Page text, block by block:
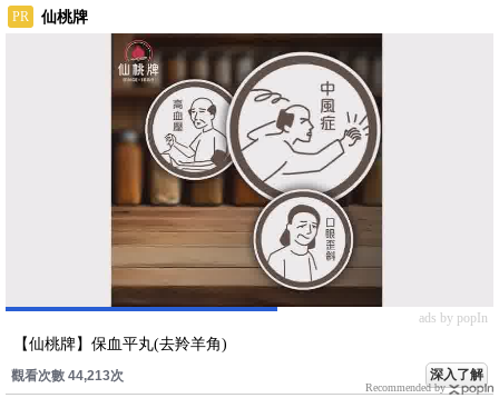
PR 仙桃牌
ads by popIn
【仙桃牌】保血平丸(去羚羊角)
觀看次數 44,213次 深入了解
Recommended by